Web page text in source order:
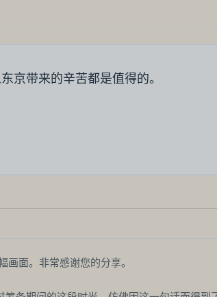
京带来的辛苦都是值得的。
面。非常感谢您的分享。